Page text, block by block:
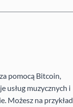
pomocą Bitcoin,
usług muzycznych i
Możesz na przykład